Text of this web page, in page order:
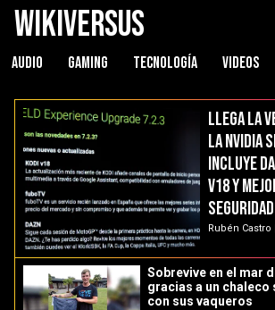
WikiVersus
AUDIO GAMING TECNOLOGÍA VIDEOS
WikiVersus
Llega la
la NVIDIA
incluye
v18 y
seguridad
Rubén Castro
Sobrevive en el mar
gracias a un chaleco
con sus vaqueros